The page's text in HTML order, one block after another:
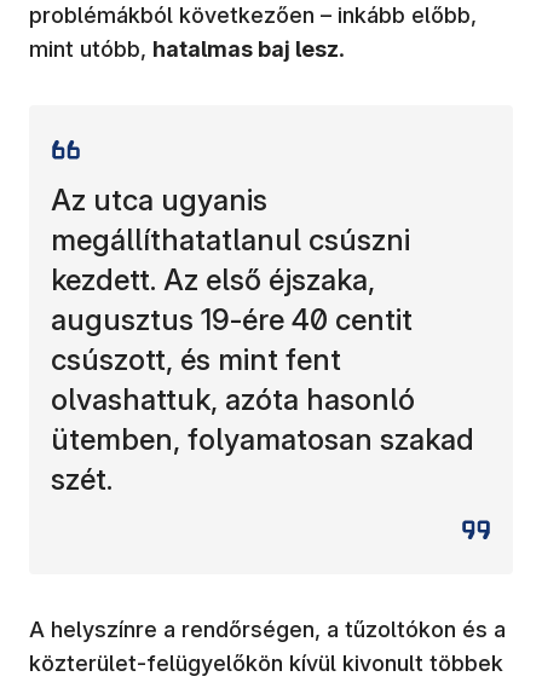
problémákból következően – inkább előbb,
mint utóbb, hatalmas baj lesz.
Az utca ugyanis
megállíthatatlanul csúszni
kezdett. Az első éjszaka,
augusztus 19-ére 40 centit
csúszott, és mint fent
olvashattuk, azóta hasonló
ütemben, folyamatosan szakad
szét.
A helyszínre a rendőrségen, a tűzoltókon és a
közterület-felügyelőkön kívül kivonult többek